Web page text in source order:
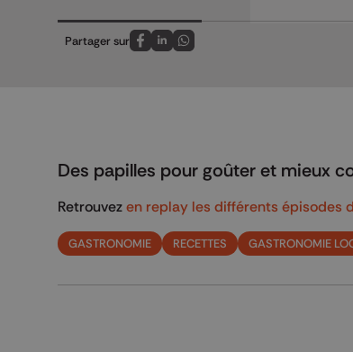
Partager sur
Partagez sur FaceBook
Partagez sur LinkedIn
Partagez sur Whatsapp
Des papilles pour goûter et mieux
Retrouvez en replay les différents épisodes
GASTRONOMIE RECETTES GASTRONOMIE